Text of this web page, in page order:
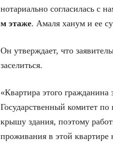
нотариально согласилась с
м этаже. Амаля ханум и ее
Он утверждает, что
заселиться.
«Квартира этого
Государственный комитет по
крышу здания, поэтому
проживания в этой квартире